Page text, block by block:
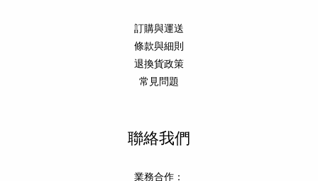
訂購與運送
條款與細則
退換貨政策
常見問題
聯絡我們
業務合作：